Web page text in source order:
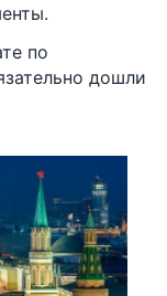
по
дошли